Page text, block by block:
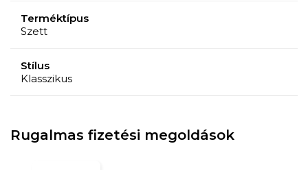
Terméktípus
Szett
Stílus
Klasszikus
Rugalmas fizetési megoldások